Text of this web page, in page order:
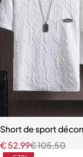
Short de sport
€105,50
€ 52,99